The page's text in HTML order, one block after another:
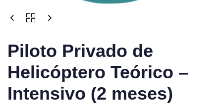
Piloto Privado de
Helicóptero Teórico –
Intensivo (2 meses)